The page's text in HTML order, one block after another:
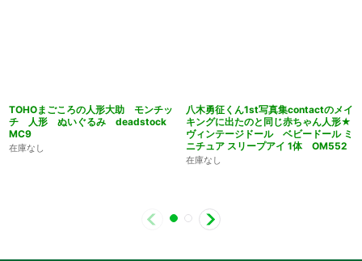
TOHOまごころの人形大助 モンチッ
チ 人形 ぬいぐるみ deadstock
MC9
在庫なし
八木勇征くん1st写真集contactのメイ
キングに出たのと同じ赤ちゃん人形★
ヴィンテージドール ベビードール ミ
ニチュア スリープアイ 1体 OM552
在庫なし